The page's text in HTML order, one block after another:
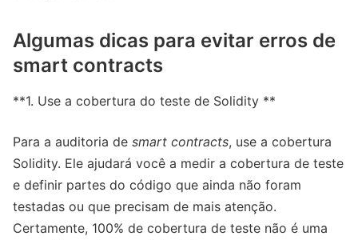
Algumas dicas para evitar erros de
smart contracts
**1. Use a cobertura do teste de Solidity **
Para a auditoria de smart contracts, use a cobertura
Solidity. Ele ajudará você a medir a cobertura de teste
e definir partes do código que ainda não foram
testadas ou que precisam de mais atenção.
Certamente, 100% de cobertura de teste não é uma